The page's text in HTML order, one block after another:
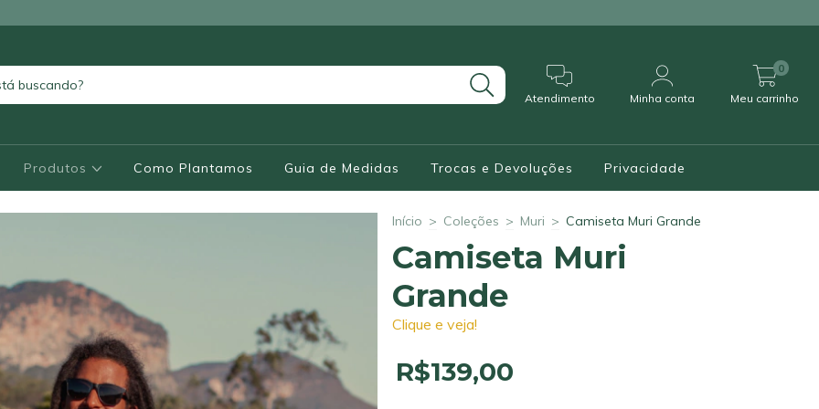
Atendimento Minha conta Meu carrinho
0
Produtos Como Plantamos Guia de Medidas Trocas e Devoluções Privacidade
Início > Coleções > Muri > Camiseta Muri Grande
Camiseta Muri
Grande
Clique e veja!
R$139,00